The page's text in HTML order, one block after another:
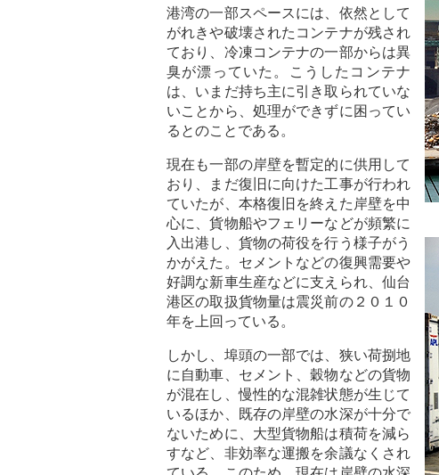
港湾の一部スペースには、依然として
がれきや破壊されたコンテナが残され
ており、冷凍コンテナの一部からは異
臭が漂っていた。こうしたコンテナ
は、いまだ持ち主に引き取られていな
いことから、処理ができずに困ってい
るとのことである。
現在も一部の岸壁を暫定的に供用して
おり、まだ復旧に向けた工事が行われ
ていたが、本格復旧を終えた岸壁を中
心に、貨物船やフェリーなどが頻繁に
入出港し、貨物の荷役を行う様子がう
かがえた。セメントなどの復興需要や
好調な新車生産などに支えられ、仙台
港区の取扱貨物量は震災前の２０１０
年を上回っている。
しかし、埠頭の一部では、狭い荷捌地
に自動車、セメント、穀物などの貨物
が混在し、慢性的な混雑状態が生じて
いるほか、既存の岸壁の水深が十分で
ないために、大型貨物船は積荷を減ら
すなど、非効率な運搬を余議なくされ